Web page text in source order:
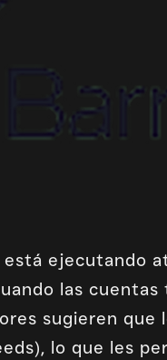
ejecutando
las
sugieren que
lo que les